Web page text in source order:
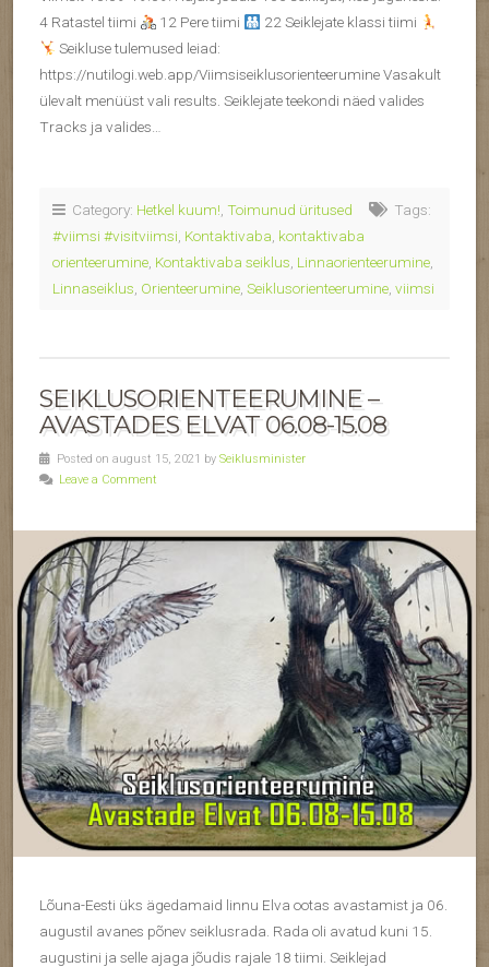
4 Ratastel tiimi
12 Pere tiimi
22 Seiklejate klassi tiimi
Seikluse tulemused leiad:
https://nutilogi.web.app/Viimsiseiklusorienteerumine Vasakult
ülevalt menüüst vali results. Seiklejate teekondi näed valides
Tracks ja valides…
Category: Hetkel kuum!, Toimunud üritused
Tags:
#viimsi #visitviimsi, Kontaktivaba, kontaktivaba
orienteerumine, Kontaktivaba seiklus, Linnaorienteerumine,
Linnaseiklus, Orienteerumine, Seiklusorienteerumine, viimsi
SEIKLUSORIENTEERUMINE –
AVASTADES ELVAT 06.08-15.08
Posted on august 15, 2021 by Seiklusminister
Leave a Comment
Lõuna-Eesti üks ägedamaid linnu Elva ootas avastamist ja 06.
augustil avanes põnev seiklusrada. Rada oli avatud kuni 15.
augustini ja selle ajaga jõudis rajale 18 tiimi. Seiklejad